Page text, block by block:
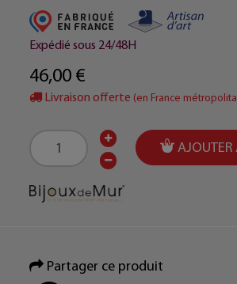
Expédié sous 24/48H
46,00 €
Livraison offerte (en France
AJOUTER
Partager ce produit